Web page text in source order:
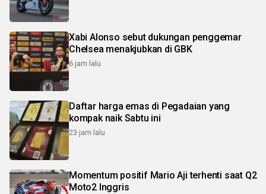
Xabi Alonso sebut dukungan penggemar
Chelsea menakjubkan di GBK
6 jam lalu
Daftar harga emas di Pegadaian yang
kompak naik Sabtu ini
23 jam lalu
Momentum positif Mario Aji terhenti saat Q2
Moto2 Inggris